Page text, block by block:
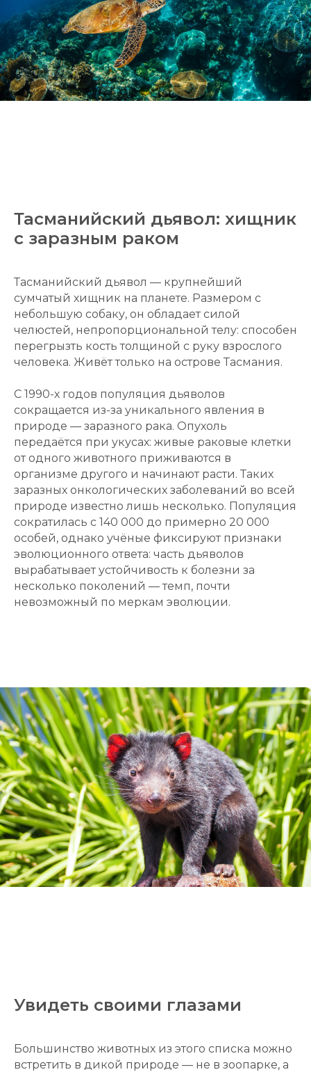
Тасманийский дьявол: хищник
с заразным раком
Тасманийский дьявол — крупнейший
сумчатый хищник на планете. Размером с
небольшую собаку, он обладает силой
челюстей, непропорциональной телу: способен
перегрызть кость толщиной с руку взрослого
человека. Живёт только на острове Тасмания.
С 1990-х годов популяция дьяволов
сокращается из-за уникального явления в
природе — заразного рака. Опухоль
передаётся при укусах: живые раковые клетки
от одного животного приживаются в
организме другого и начинают расти. Таких
заразных онкологических заболеваний во всей
природе известно лишь несколько. Популяция
сократилась с 140 000 до примерно 20 000
особей, однако учёные фиксируют признаки
эволюционного ответа: часть дьяволов
вырабатывает устойчивость к болезни за
несколько поколений — темп, почти
невозможный по меркам эволюции.
Увидеть своими глазами
Большинство животных из этого списка можно
встретить в дикой природе — не в зоопарке, а